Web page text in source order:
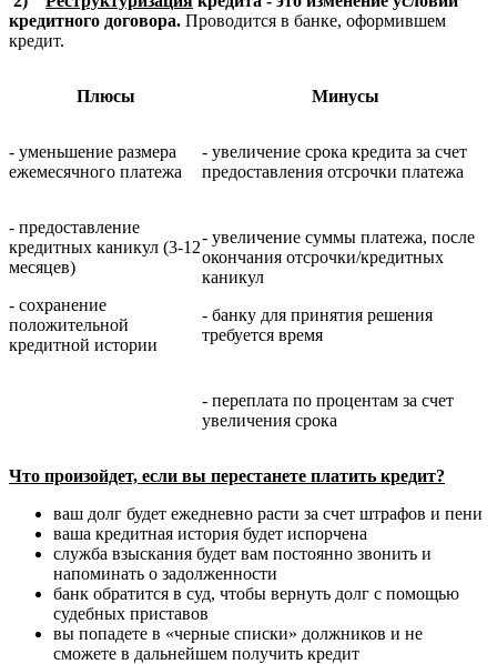
кредитного договора. Проводится в банке, оформившем
кредит.
Плюсы Минусы
- уменьшение размера
ежемесячного платежа
- увеличение срока кредита за счет
предоставления отсрочки платежа
- предоставление
кредитных каникул (3-12
месяцев)
- сохранение
положительной
кредитной истории
- увеличение суммы платежа, после
окончания отсрочки/кредитных
каникул
- банку для принятия решения
требуется время
- переплата по процентам за счет
увеличения срока
Что произойдет, если вы перестанете платить кредит?
ваш долг будет ежедневно расти за счет штрафов и пени
ваша кредитная история будет испорчена
служба взыскания будет вам постоянно звонить и
напоминать о задолженности
банк обратится в суд, чтобы вернуть долг с помощью
судебных приставов
вы попадете в «черные списки» должников и не
сможете в дальнейшем получить кредит